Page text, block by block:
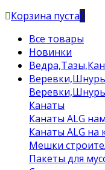
Корзина пуста0
Все товары
Новинки
Канаты
Канаты ALG
Канаты ALG на
Мешки
Пакеты для